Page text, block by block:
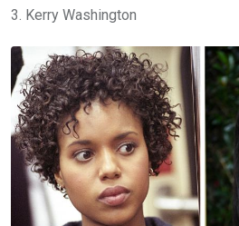
3. Kerry Washington